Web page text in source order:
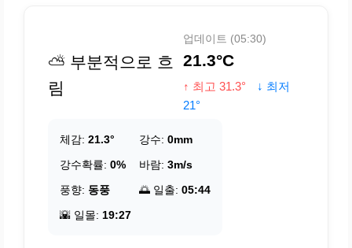
⛅ 부분적으로 흐
림
업데이트 (05:30)
21.3°C
↑ 최고 31.3°
↓ 최저
21°
체감: 21.3° 강수: 0mm
강수확률: 0% 바람: 3m/s
풍향: 동풍 🌅 일출: 05:44
🌇 일몰: 19:27